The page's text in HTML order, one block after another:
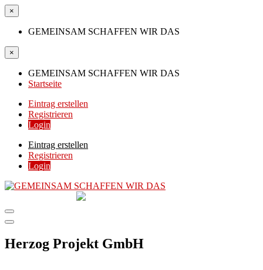
×
GEMEINSAM SCHAFFEN WIR DAS
×
GEMEINSAM SCHAFFEN WIR DAS
Startseite
Eintrag erstellen
Registrieren
Login
Eintrag erstellen
Registrieren
Login
Herzog Projekt GmbH